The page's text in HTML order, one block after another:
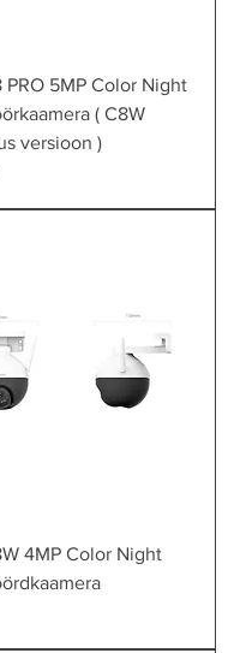
PRO 5MP Color Night
( C8W
versioon )
4MP Color Night